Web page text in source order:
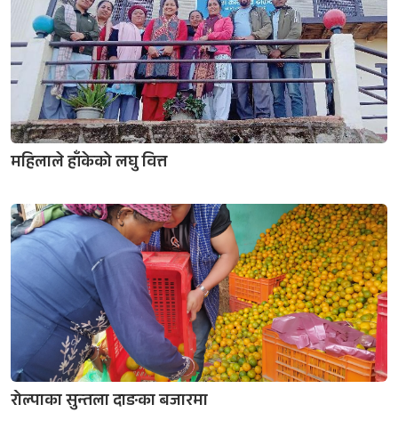
महिलाले हाँकेको लघु वित्त
रोल्पाका सुन्तला दाङका बजारमा